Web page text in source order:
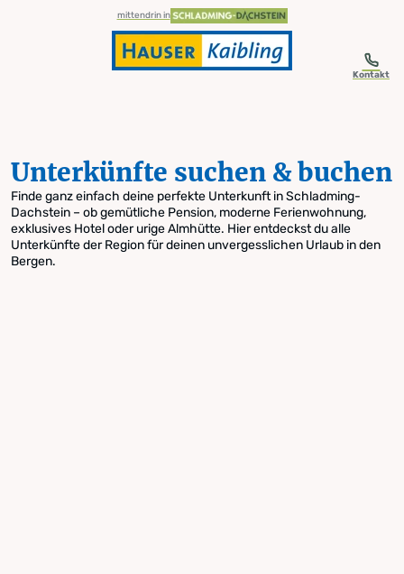
Zum Inhalt springen
Zum Inhaltsverzeichnis springen
Zur Navigation springen
Unterkünfte suchen & buchen
mittendrin in
Kontakt
Unterkünfte suchen & buchen
Finde ganz einfach deine perfekte Unterkunft in Schladming-
Dachstein – ob gemütliche Pension, moderne Ferienwohnung,
exklusives Hotel oder urige Almhütte. Hier entdeckst du alle
Unterkünfte der Region für deinen unvergesslichen Urlaub in den
Bergen.